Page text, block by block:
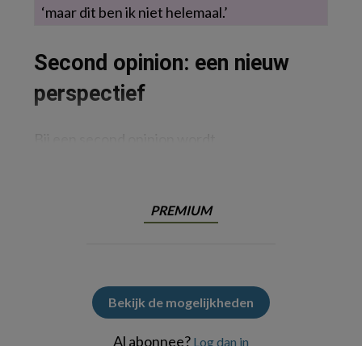
‘maar dit ben ik niet helemaal.’
Second opinion: een nieuw
perspectief
PREMIUM
Bekijk de mogelijkheden
Al abonnee? Log dan in